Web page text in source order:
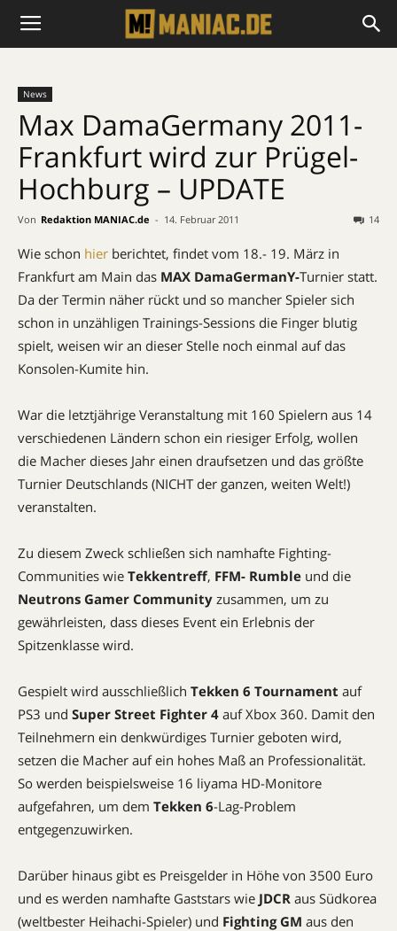
News
Max DamaGermany 2011-
Frankfurt wird zur Prügel-
Hochburg – UPDATE
Von Redaktion MANIAC.de - 14. Februar 2011 14
Wie schon hier berichtet, findet vom 18.- 19. März in
Frankfurt am Main das MAX DamaGermanY-Turnier statt.
Da der Termin näher rückt und so mancher Spieler sich
schon in unzähligen Trainings-Sessions die Finger blutig
spielt, weisen wir an dieser Stelle noch einmal auf das
Konsolen-Kumite hin.
War die letztjährige Veranstaltung mit 160 Spielern aus 14
verschiedenen Ländern schon ein riesiger Erfolg, wollen
die Macher dieses Jahr einen draufsetzen und das größte
Turnier Deutschlands (NICHT der ganzen, weiten Welt!)
veranstalten.
Zu diesem Zweck schließen sich namhafte Fighting-
Communities wie Tekkentreff, FFM- Rumble und die
Neutrons Gamer Community zusammen, um zu
gewährleisten, dass dieses Event ein Erlebnis der
Spitzenklasse wird.
Gespielt wird ausschließlich Tekken 6 Tournament auf
PS3 und Super Street Fighter 4 auf Xbox 360. Damit den
Teilnehmern ein denkwürdiges Turnier geboten wird,
setzen die Macher auf ein hohes Maß an Professionalität.
So werden beispielsweise 16 liyama HD-Monitore
aufgefahren, um dem Tekken 6-Lag-Problem
entgegenzuwirken.
Darüber hinaus gibt es Preisgelder in Höhe von 3500 Euro
und es werden namhafte Gaststars wie JDCR aus Südkorea
(weltbester Heihachi-Spieler) und Fighting GM aus den